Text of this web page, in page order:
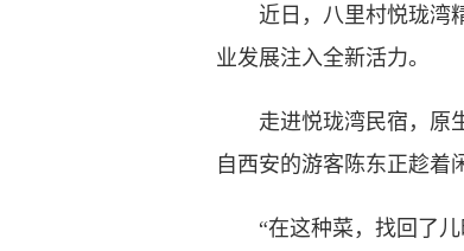
近日，八里村悦珑湾精
业发展注入全新活力。
走进悦珑湾民宿，原生
自西安的游客陈东正趁着
“在这种菜，找回了儿